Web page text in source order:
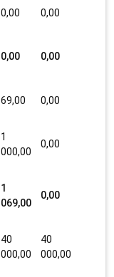
0,00 0,00
0,00 0,00
69,00 0,00
1
000,00
0,00
1
069,00
0,00
40
000,00
40
000,00